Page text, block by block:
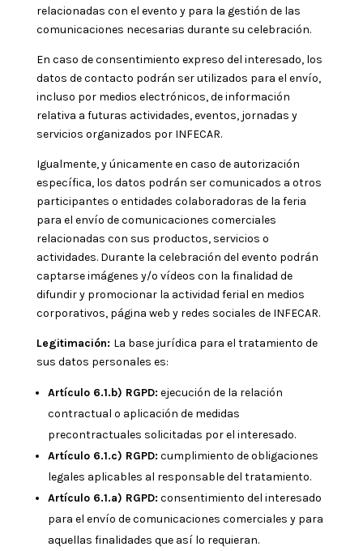
relacionadas con el evento y para la gestión de las
comunicaciones necesarias durante su celebración.
En caso de consentimiento expreso del interesado, los
datos de contacto podrán ser utilizados para el envío,
incluso por medios electrónicos, de información
relativa a futuras actividades, eventos, jornadas y
servicios organizados por INFECAR.
Igualmente, y únicamente en caso de autorización
específica, los datos podrán ser comunicados a otros
participantes o entidades colaboradoras de la feria
para el envío de comunicaciones comerciales
relacionadas con sus productos, servicios o
actividades. Durante la celebración del evento podrán
captarse imágenes y/o vídeos con la finalidad de
difundir y promocionar la actividad ferial en medios
corporativos, página web y redes sociales de INFECAR.
Legitimación: La base jurídica para el tratamiento de
sus datos personales es:
Artículo 6.1.b) RGPD: ejecución de la relación
contractual o aplicación de medidas
precontractuales solicitadas por el interesado.
Artículo 6.1.c) RGPD: cumplimiento de obligaciones
legales aplicables al responsable del tratamiento.
Artículo 6.1.a) RGPD: consentimiento del interesado
para el envío de comunicaciones comerciales y para
aquellas finalidades que así lo requieran.